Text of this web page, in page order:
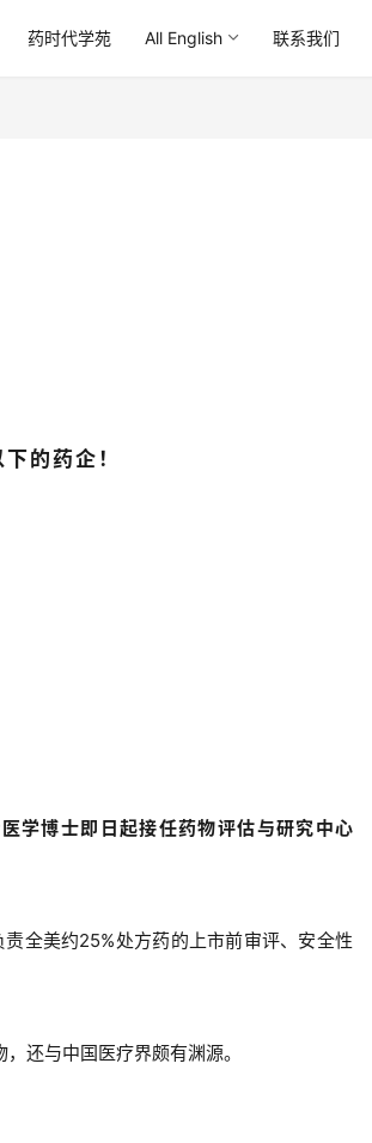
药时代学苑 All English 联系我们
的药企！
学博士即日起接任药物评估与研究中心
全美约25%处方药的上市前审评、安全性
还与中国医疗界颇有渊源。